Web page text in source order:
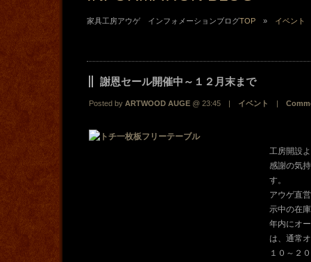
家具工房アウゲ インフォメーションブログTOP » イベント
謝恩セール開催中～１２月末まで
Posted by ARTWOOD AUGE @ 23:45 | イベント |
工房開設
感謝の気
す。
アウゲ直
示中の在
年内にオ
は、通常
１０～２